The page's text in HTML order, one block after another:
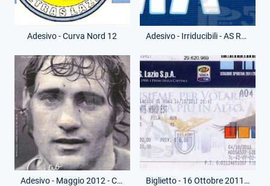
Adesivo - Curva Nord 12 Adesivo - Irriducibili - AS Roma Merda
Adesivo - Maggio 2012 - Copertina Lazialità Biglietto - 16 Ottobre 2011 - Campionato Serie A - Lazio-Roma